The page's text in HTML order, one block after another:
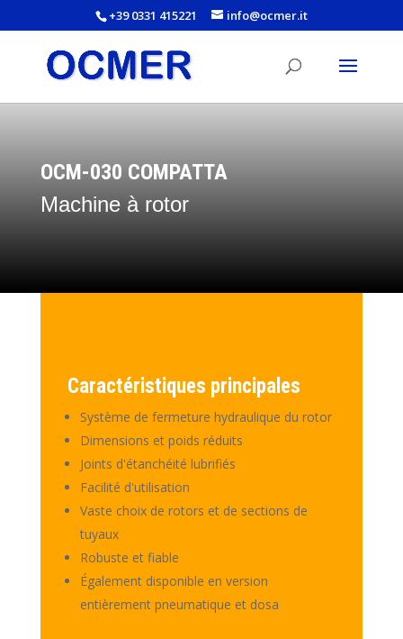
+39 0331 415221 info@ocmer.it
OCM-030 COMPATTA
Machine à rotor
Caractéristiques principales
Système de fermeture hydraulique du rotor
Dimensions et poids réduits
Joints d'étanchéité lubrifiés
Facilité d'utilisation
Vaste choix de rotors et de sections de
tuyaux
Robuste et fiable
Également disponible en version
entièrement pneumatique et dosa